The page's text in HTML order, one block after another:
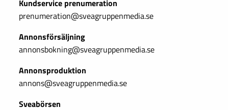
Kundservice prenumeration
prenumeration@sveagruppenmedia.se
Annonsförsäljning
annonsbokning@sveagruppenmedia.se
Annonsproduktion
annons@sveagruppenmedia.se
Sveabörsen